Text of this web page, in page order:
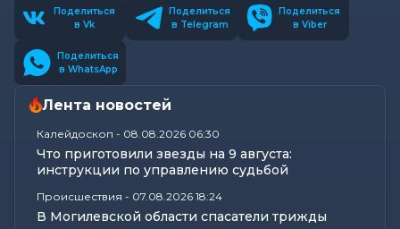
Поделиться
в Vk
Поделиться
в Telegram
Поделиться
в Viber
Поделиться
в WhatsApp
Лента новостей
Калейдоскоп - 08.08.2026 06:30
Что приготовили звезды на 9 августа:
инструкции по управлению судьбой
Происшествия - 07.08.2026 18:24
В Могилевской области спасатели трижды